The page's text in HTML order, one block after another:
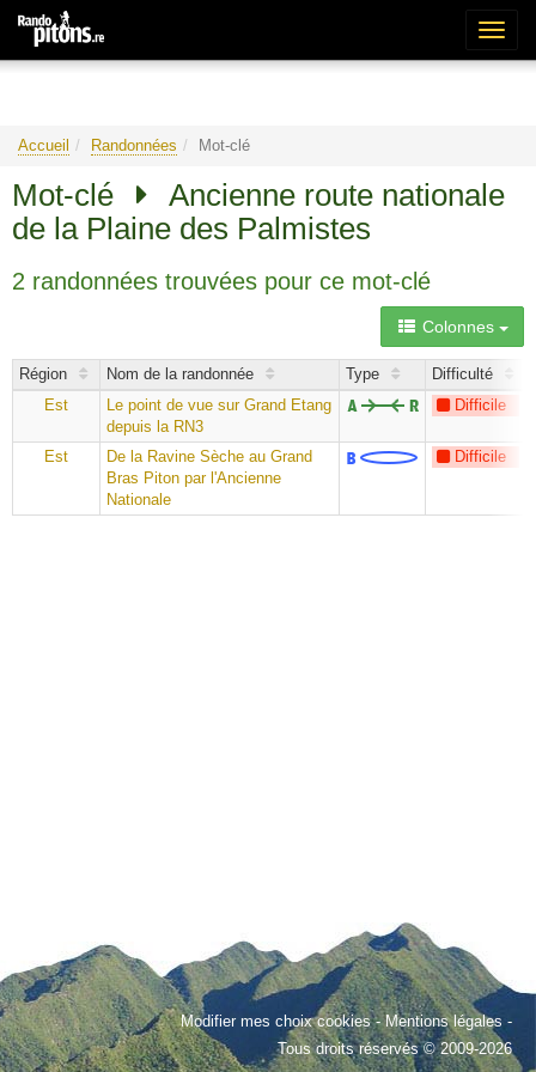
Accueil Randonnées Mot-clé
Mot-clé
Ancienne route nationale
de la Plaine des Palmistes
2 randonnées trouvées pour ce mot-clé
Colonnes
Région Nom de la randonnée Type Difficulté
Est
Le point de vue sur Grand Etang
depuis la RN3
Difficile
Est
De la Ravine Sèche au Grand
Bras Piton par l'Ancienne
Nationale
Difficile
Modifier mes choix cookies-Mentions légales -
Tous droits réservés © 2009-2026